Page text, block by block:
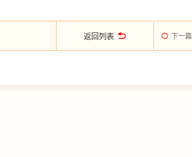
返回列表 下一篇